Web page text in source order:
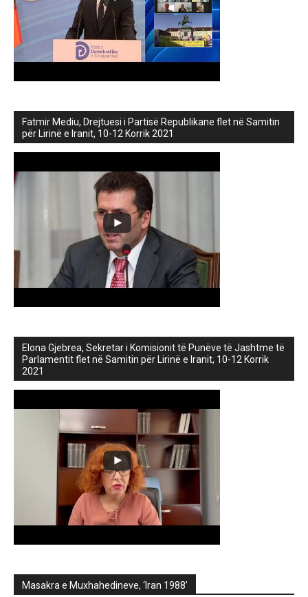
Fatmir Mediu, Drejtuesi i Partisë Republikane flet në Samitin
për Lirinë e Iranit, 10-12 Korrik 2021
Elona Gjebrea, Sekretar i Komisionit të Punëve të Jashtme të
Parlamentit flet në Samitin për Lirinë e Iranit, 10-12 Korrik
2021
Masakra e Muxhahedineve, ‘Iran 1988’